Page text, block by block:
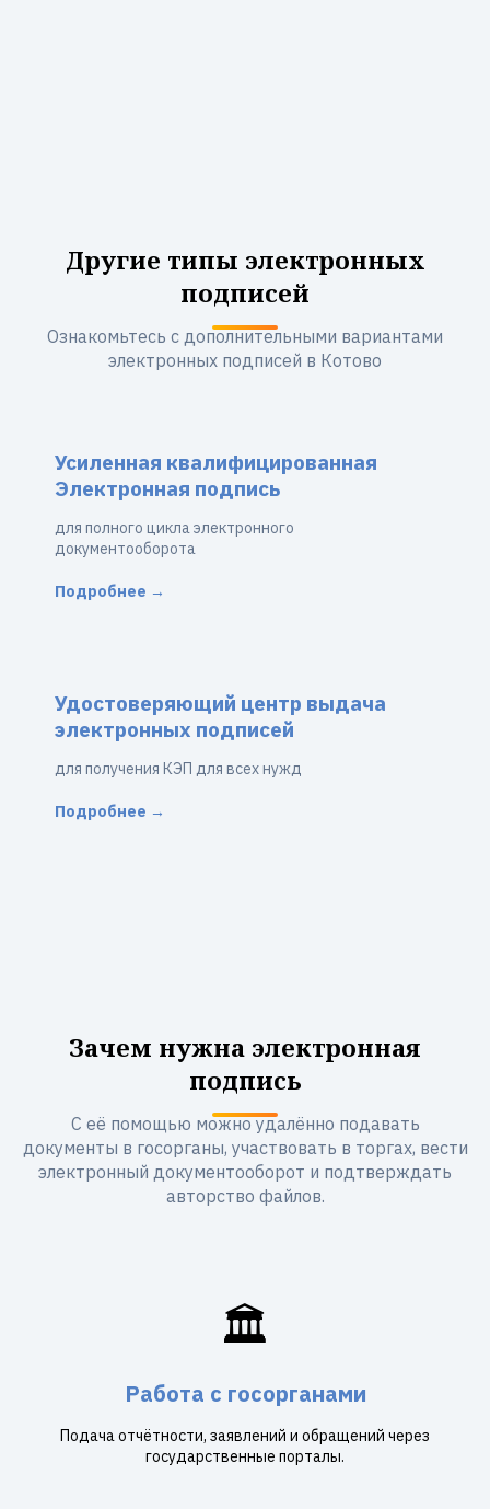
Другие типы электронных
подписей
Ознакомьтесь с дополнительными вариантами
электронных подписей в Котово
Усиленная квалифицированная
Электронная подпись
для полного цикла электронного
документооборота
Подробнее →
Удостоверяющий центр выдача
электронных подписей
для получения КЭП для всех нужд
Подробнее →
Зачем нужна электронная
подпись
С её помощью можно удалённо подавать
документы в госорганы, участвовать в торгах, вести
электронный документооборот и подтверждать
авторство файлов.
🏛️
Работа с госорганами
Подача отчётности, заявлений и обращений через
государственные порталы.